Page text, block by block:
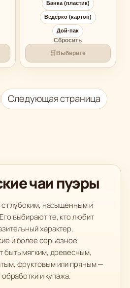
Банка (пластик)
Ведёрко (картон)
Дой-пак
Сбросить
🛒Выберите
Следующая страница
чаи пуэры
с глубоким, насыщенным и
выбирают те, кто любит
характер,
и более серьёзное
быть мягким, древесным,
фруктовым или пряным —
и купажа.